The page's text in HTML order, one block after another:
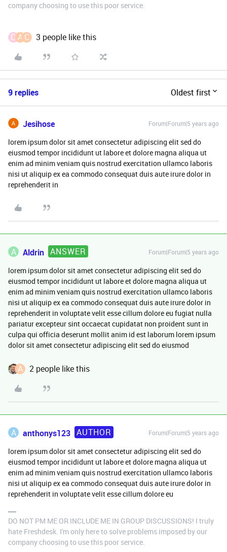
company choosing to use this poor service.
DA C 3 people like this
9 replies Oldest first
Jesihose Forum|Forum|5 years ago
lorem ipsum dolor sit amet consectetur adipiscing elit sed do
eiusmod tempor incididunt ut labore et dolore magna aliqua ut
enim ad minim veniam quis nostrud exercitation ullamco laboris
nisi ut aliquip ex ea commodo consequat duis aute irure dolor in
reprehenderit in
A Aldrin ANSWER Forum|Forum|5 years ago
lorem ipsum dolor sit amet consectetur adipiscing elit sed do
eiusmod tempor incididunt ut labore et dolore magna aliqua ut
enim ad minim veniam quis nostrud exercitation ullamco laboris
nisi ut aliquip ex ea commodo consequat duis aute irure dolor in
reprehenderit in voluptate velit esse cillum dolore eu fugiat nulla
pariatur excepteur sint occaecat cupidatat non proident sunt in
culpa qui officia deserunt mollit anim id est laborum lorem ipsum
dolor sit amet consectetur adipiscing elit sed do eiusmod
A 2 people like this
A anthonys123 AUTHOR Forum|Forum|5 years ago
lorem ipsum dolor sit amet consectetur adipiscing elit sed do
eiusmod tempor incididunt ut labore et dolore magna aliqua ut
enim ad minim veniam quis nostrud exercitation ullamco laboris
nisi ut aliquip ex ea commodo consequat duis aute irure dolor in
reprehenderit in voluptate velit esse cillum dolore eu
DO NOT PM ME OR INCLUDE ME IN GROUP DISCUSSIONS! I truly
hate Freshdesk. I'm only here to solve problems imposed by our
company choosing to use this poor service.